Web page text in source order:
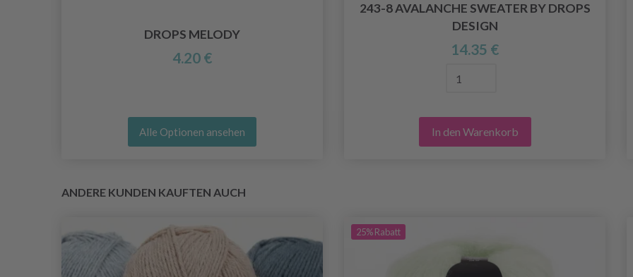
DROPS MELODY
4.20 €
Alle Optionen ansehen
243-8 AVALANCHE SWEATER BY DROPS
DESIGN
14.35 €
In den Warenkorb
ANDERE KUNDEN KAUFTEN AUCH
25%Rabatt